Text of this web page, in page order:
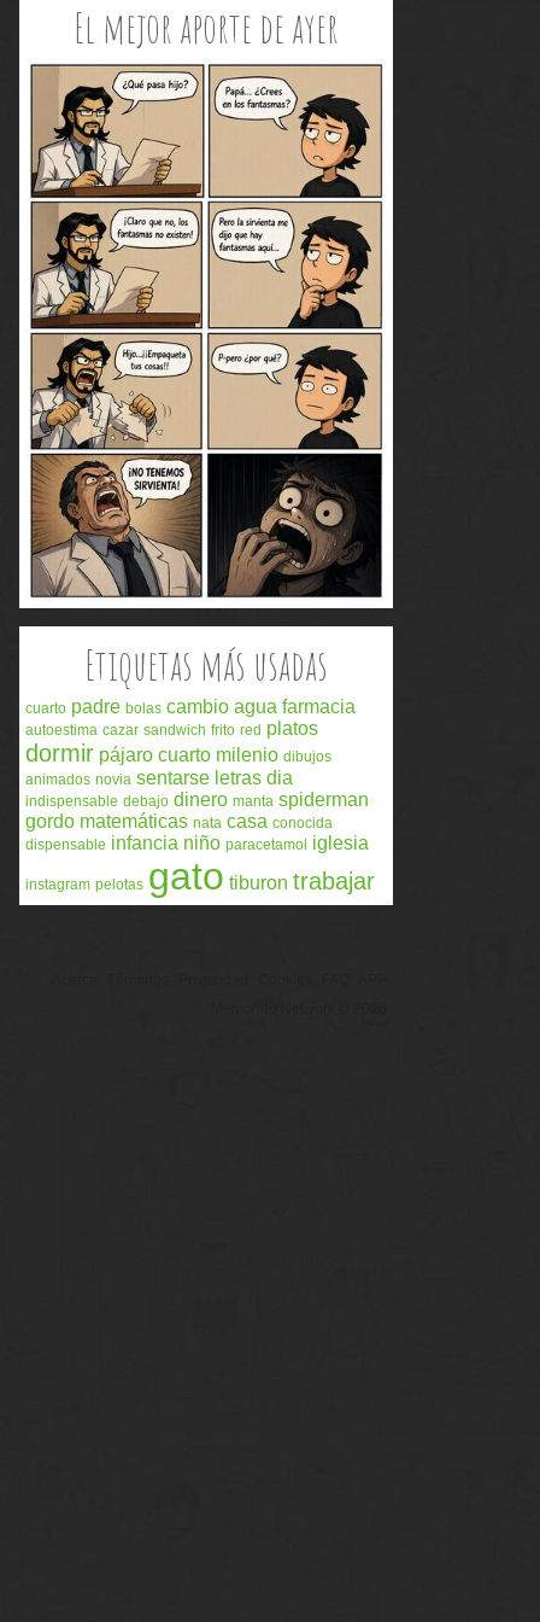
El mejor aporte de ayer
Etiquetas más usadas
cuarto padre bolas cambio agua farmacia
autoestima cazar sandwich frito red platos
dormir pájaro cuarto milenio dibujos
animados novia sentarse letras dia
indispensable debajo dinero manta spiderman
gordo matemáticas nata casa conocida
dispensable infancia niño paracetamol iglesia
instagram pelotas gato tiburon trabajar